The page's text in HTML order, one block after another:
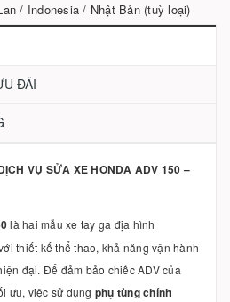
/ Indonesia / Nhật Bản (tuỳ loại)
ĐÃI
VỤ SỬA XE HONDA ADV 150 –
là hai mẫu xe tay ga địa hình
thiết kế thể thao, khả năng vận hành
đại. Để đảm bảo chiếc ADV của
ưu, việc sử dụng phụ tùng chính